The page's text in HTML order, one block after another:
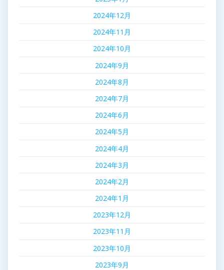
2024年12月
2024年11月
2024年10月
2024年9月
2024年8月
2024年7月
2024年6月
2024年5月
2024年4月
2024年3月
2024年2月
2024年1月
2023年12月
2023年11月
2023年10月
2023年9月